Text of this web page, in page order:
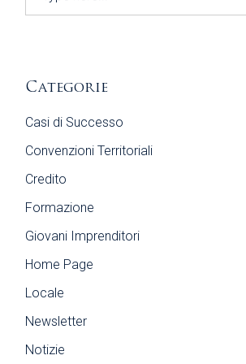
Categorie
Casi di Successo
Convenzioni Territoriali
Credito
Formazione
Giovani Imprenditori
Home Page
Locale
Newsletter
Notizie